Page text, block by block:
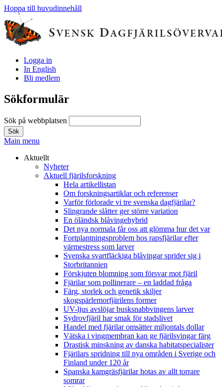
Hoppa till huvudinnehåll
Logga in
In English
Bli medlem
Sökformulär
Sök på webbplatsen
Main menu
Aktuellt
Nyheter
Aktuell fjärilsforskning
Hela artikellistan
Om forskningsartiklar och referenser
Varför förlorade vi tre svenska dagfjärilar?
Slingrande slåtter ger större variation
En öländsk blåvingehybrid
Det nya normala får oss att glömma hur det var
Fortplantningsproblem hos rapsfjärilar efter
värmestress som larver
Svenska svartfläckiga blåvingar sprider sig i
Storbritannien
Förskjuten blomning som försvar mot fjäril
Fjärilar som pollinerare – en laddad fråga
Färg, storlek och genetik skiljer
skogspärlemorfjärilens former
UV-ljus avslöjar busksnabbvingens larver
Sydrovfjäril har smak för stadslivet
Handel med fjärilar omsätter miljontals dollar
Vätska i vingmembran kan ge fjärilsvingar färg
Drastisk minskning av danska habitatspecialister
Fjärilars spridning till nya områden i Sverige och
Finland under 120 år
Spanska kamgräsfjärilar hotas av allt torrare
somrar